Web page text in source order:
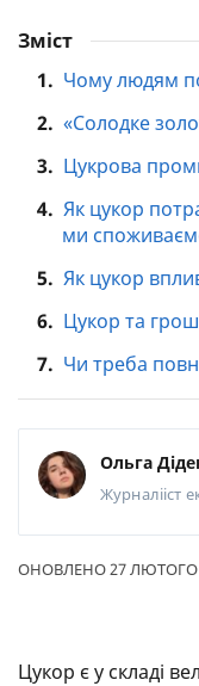
Зміст
1. Чому людям
2. «Солодке
3. Цукрова
4. Як цукор
ми
5. Як цукор
6. Цукор та
7. Чи треба
Ольга
Журналііст
ОНОВЛЕНО 27 ЛЮТОГО
Цукор є у складі